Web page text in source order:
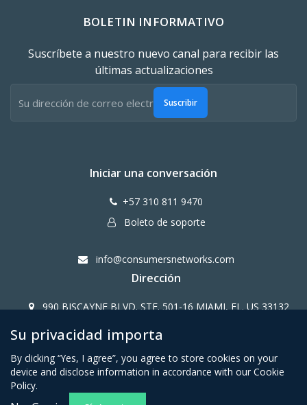
BOLETIN INFORMATIVO
Suscríbete a nuestro nuevo canal para recibir las
últimas actualizaciones
Suscribir
Iniciar una conversación
+57 310 811 9470
Boleto de soporte
info@consumersnetworks.com
Dirección
990 BISCAYNE BLVD. STE. 501-16 MIAMI, FL. US 33132
Copy Right CONSUMERS NETWORK@2024
Su privacidad importa
By clicking “Yes, I agree”, you agree to store cookies on your
device and disclose information in accordance with our Cookie
Policy.